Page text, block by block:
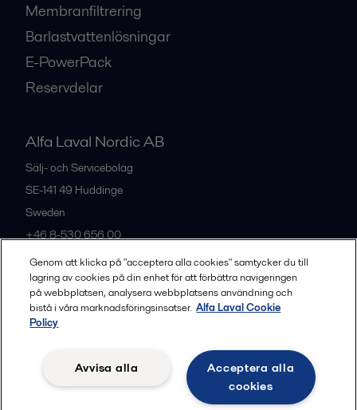
Membranfiltrering
Barlastvattenlösningar
E-PowerPack
Reservdelar
Alfa Laval Nordic AB
Sälj- och Servicebolag
SE-141 49 Huddinge
Sweden
+46 8-530 656 00
Alla kontor och partners
Legal terms and conditions
Community guidelines
Genom att klicka på "acceptera alla cookies" samtycker du till
lagring av cookies på din enhet för att förbättra navigeringen
på webbplatsen, analysera webbplatsens användning och
bistå i våra marknadsföringsinsatser. Alfa Laval Cookie
Policy
Acceptera alla
cookies
Avvisa alla